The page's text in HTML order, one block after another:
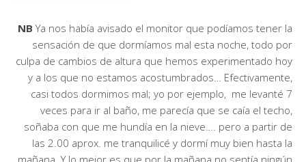
NB Ya nos había avisado el monitor que podíamos tener la
sensación de que dormíamos mal esta noche, todo por
culpa de cambios de altura que hemos experimentado hoy
y a los que no estamos acostumbrados… Efectivamente,
casi todos dormimos mal; yo por ejemplo, me levanté 7
veces para ir al baño, me parecía que se caía el techo,
soñaba con que me hundía en la nieve…. pero a partir de
las 2.00 aprox. me tranquilicé y dormí muy bien hasta la
mañana. Y lo mejor es que por la mañana no sentía ningún